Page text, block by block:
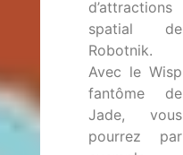
d’attractions
spatial de
Robotnik.
Avec le Wisp
fantôme de
Jade, vous
pourrez par